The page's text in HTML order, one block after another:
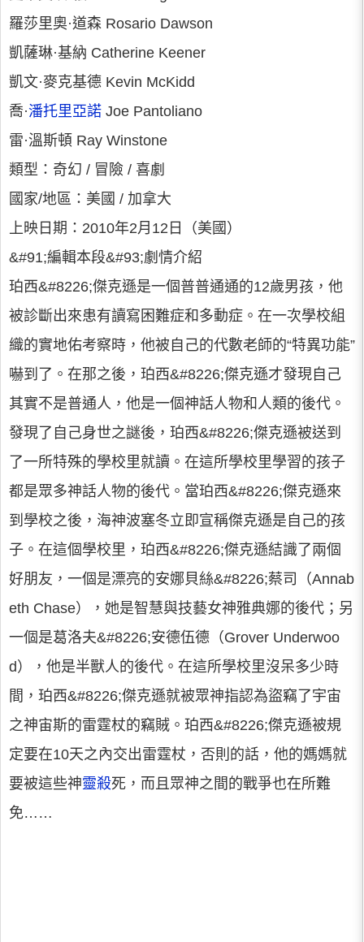
羅莎里奧·道森 Rosario Dawson
凱薩琳·基納 Catherine Keener
凱文·麥克基德 Kevin McKidd
喬·潘托里亞諾 Joe Pantoliano
雷·溫斯頓 Ray Winstone
類型：奇幻 / 冒險 / 喜劇
國家/地區：美國 / 加拿大
上映日期：2010年2月12日（美國）
&#91;編輯本段&#93;劇情介紹
珀西&#8226;傑克遜是一個普普通通的12歲男孩，他
被診斷出來患有讀寫困難症和多動症。在一次學校組
織的實地佑考察時，他被自己的代數老師的“特異功能”
嚇到了。在那之後，珀西&#8226;傑克遜才發現自己
其實不是普通人，他是一個神話人物和人類的後代。
發現了自己身世之謎後，珀西&#8226;傑克遜被送到
了一所特殊的學校里就讀。在這所學校里學習的孩子
都是眾多神話人物的後代。當珀西&#8226;傑克遜來
到學校之後，海神波塞冬立即宣稱傑克遜是自己的孩
子。在這個學校里，珀西&#8226;傑克遜結識了兩個
好朋友，一個是漂亮的安娜貝絲&#8226;蔡司（Annab
eth Chase），她是智慧與技藝女神雅典娜的後代；另
一個是葛洛夫&#8226;安德伍德（Grover Underwoo
d），他是半獸人的後代。在這所學校里沒呆多少時
間，珀西&#8226;傑克遜就被眾神指認為盜竊了宇宙
之神宙斯的雷霆杖的竊賊。珀西&#8226;傑克遜被規
定要在10天之內交出雷霆杖，否則的話，他的媽媽就
要被這些神靈殺死，而且眾神之間的戰爭也在所難
免……